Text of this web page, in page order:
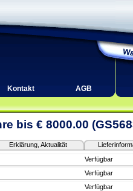
Kontakt AGB
bis € 8000.00
Erklärung, Aktualität
Verfügbar
Verfügbar
Verfügbar